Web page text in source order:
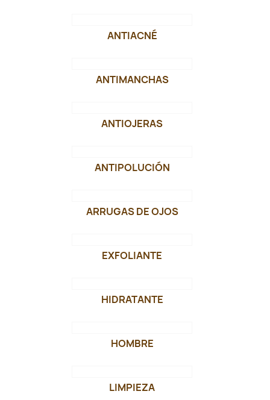
ANTIACNÉ
ANTIMANCHAS
ANTIOJERAS
ANTIPOLUCIÓN
ARRUGAS DE OJOS
EXFOLIANTE
HIDRATANTE
HOMBRE
LIMPIEZA